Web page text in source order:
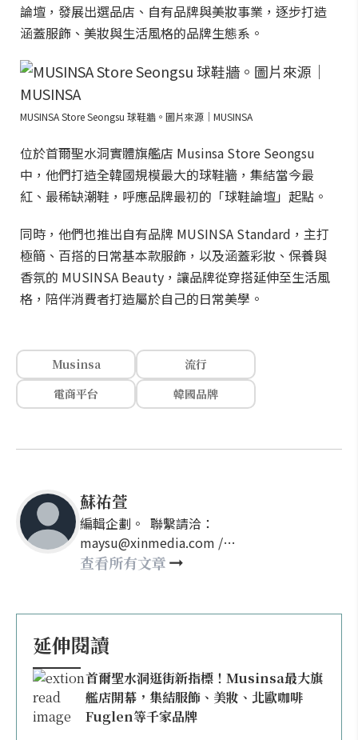
論壇，發展出選品店、自有品牌與美妝事業，逐步打造
涵蓋服飾、美妝與生活風格的品牌生態系。
MUSINSA Store Seongsu 球鞋牆。圖片來源｜MUSINSA
位於首爾聖水洞實體旗艦店 Musinsa Store Seongsu
中，他們打造全韓國規模最大的球鞋牆，集結當今最
紅、最稀缺潮鞋，呼應品牌最初的「球鞋論壇」起點。
同時，他們也推出自有品牌 MUSINSA Standard，主打
極簡、百搭的日常基本款服飾，以及涵蓋彩妝、保養與
香氛的 MUSINSA Beauty，讓品牌從穿搭延伸至生活風
格，陪伴消費者打造屬於自己的日常美學。
Musinsa
流行
電商平台
韓國品牌
蘇祐萱
編輯企劃。 聯繫請洽：
maysu@xinmedia.com /
may860527@gmail.com
查看所有文章
延伸閱讀
首爾聖水洞逛街新指標！Musinsa最大旗
艦店開幕，集結服飾、美妝、北歐咖啡
Fuglen等千家品牌